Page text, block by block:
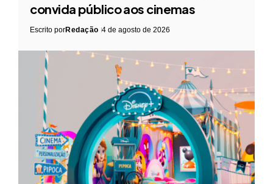
convida público aos cinemas
Escrito porRedação 4 de agosto de 2026